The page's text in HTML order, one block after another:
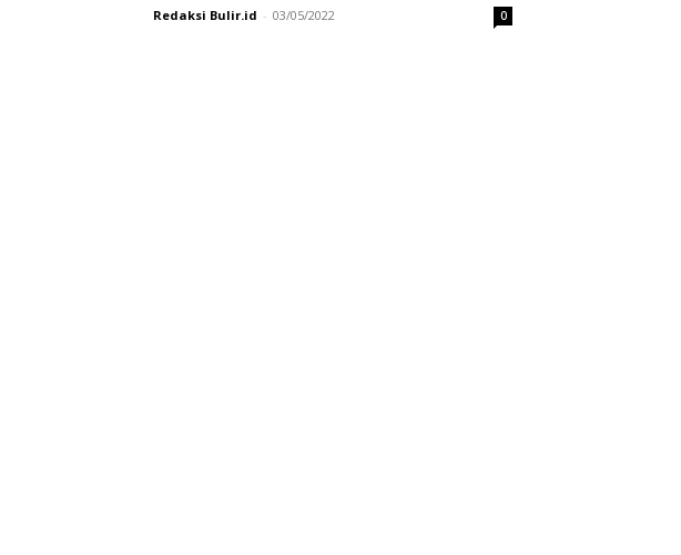
Redaksi Bulir.id - 03/05/2022 0